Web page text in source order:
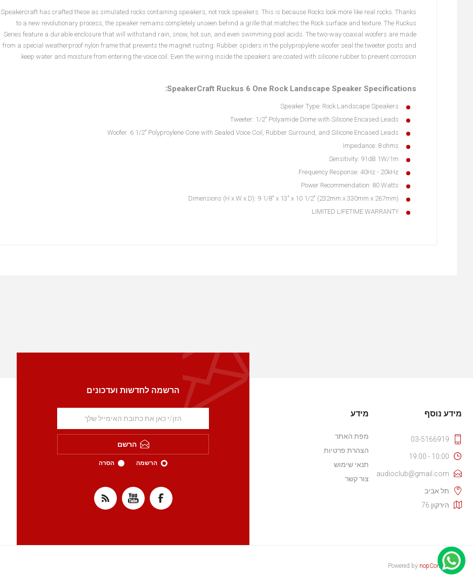
Speakercraft has crafted these as simulated rocks containing speakers, not rock speakers. This is because Rocks look more like real rocks. Thanks
to a new revolutionary process, the speaker remains completely unseen behind a grille that matches the Rock surface and texture. The Ruckus
Series feature a durable enclosure that will withstand rain, snow, hot sun, and even swimming pool acids. The two-way coaxial woofers are made
from a special weatherproof nylon frame that prevents the magnet rusting. Rubber spiders in the polypropylene woofer seal the tweeter posts and
keep water and moisture from entering the voice coil. Even the wiring inside the speakers are coated with silicone rubber to prevent corrosion.
SpeakerCraft Ruckus 6 One Rock Landscape Speaker Specifications:
Speaker Type: Rock Landscape Speakers
Tweeter: 1/2" Polyamide Dome with Silicone Encased Leads
Woofer: 6 1/2" Polyproylene Cone with Sealed Voice Coil, Rubber Surround, and Silicone Encased Leads
Impedance: 8 ohms
Sensitivity: 91dB 1W/1m
Frequency Response: 40Hz - 20kHz
Power Recommendation: 80 Watts
Dimensions (H x W x D): 9 1/8" x 13" x 10 1/2" (232mm x 330mm x 267mm)
LIMITED LIFETIME WARRANTY
הרשמה לחדשות ועדכונים
הרשם
הרשמה הסרה
מידע נוסף
03-5166919
10:00 - 19:00
audioclub@gmail.com
תל אביב
הירקון 76
מידע
מפת האתר
הצהרת פרטיות
תנאי שימוש
צור קשר
Powered by nopCommerce